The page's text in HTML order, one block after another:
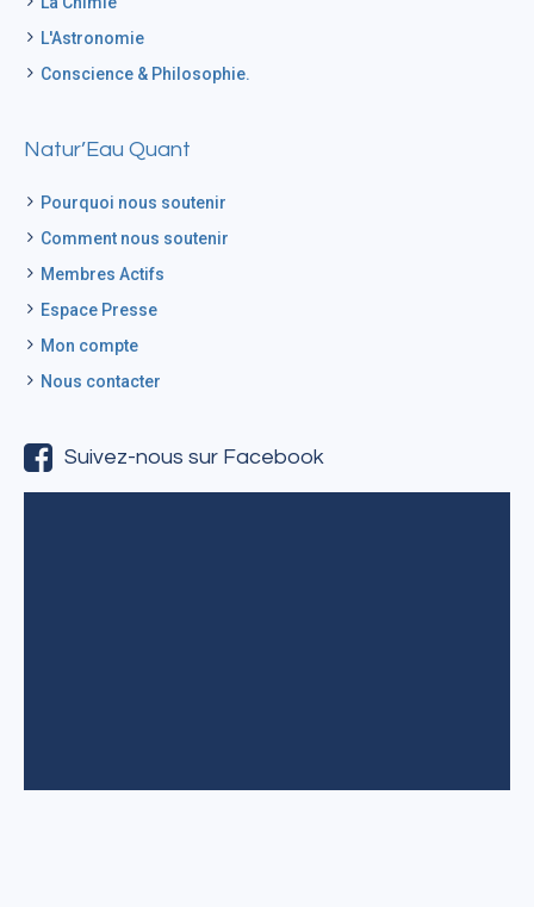
L'Astronomie
Conscience & Philosophie.
Natur’Eau Quant
Pourquoi nous soutenir
Comment nous soutenir
Membres Actifs
Espace Presse
Mon compte
Nous contacter
Suivez-nous sur Facebook